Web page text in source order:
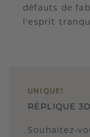
défauts de
l'esprit
UNIQUE !
RÉPLIQUE 3D
Souhaitez-